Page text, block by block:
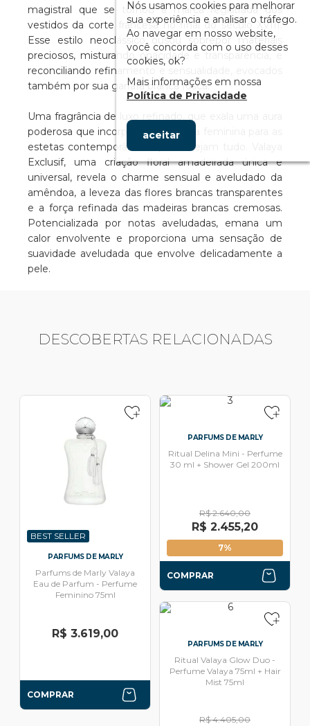
magistral que se tornou a marca registrada dos
vestidos da corte francesa no final do século XVIII.
Esse estilo neoclássico ousou sobrepor materiais
preciosos, misturando opacidade e transparência, e
reconciliando refinamento e sensualidade, evocados
também por sua garrafa branca fosca.
Uma fragrância de luxo refinado, que exala uma aura
poderosa que incorpora a elegância feminina para as
estetas contemporâneas que desejam tudo. Valaya
Exclusif, uma criação floral amadeirada única e
universal, revela o charme sensual e aveludado da
amêndoa, a leveza das flores brancas transparentes
e a força refinada das madeiras brancas cremosas.
Potencializada por notas aveludadas, emana um
calor envolvente e proporciona uma sensação de
suavidade aveludada que envolve delicadamente a
pele.
DESCOBERTAS RELACIONADAS
BEST SELLER
PARFUMS DE MARLY
Parfums de Marly Valaya
Eau de Parfum - Perfume
Feminino 75ml
R$ 3.619,00
COMPRAR
PARFUMS DE MARLY
Ritual Delina Mini - Perfume
30 ml + Shower Gel 200ml
R$ 2.640,00
R$ 2.455,20
7%
COMPRAR
PARFUMS DE MARLY
Ritual Valaya Glow Duo -
Perfume Valaya 75ml + Hair
Mist 75ml
R$ 4.405,00
Nós usamos cookies para melhorar
sua experiência e analisar o tráfego.
Ao navegar em nosso website,
você concorda com o uso desses
cookies, ok?
Mais informações em nossa
Política de Privacidade
aceitar